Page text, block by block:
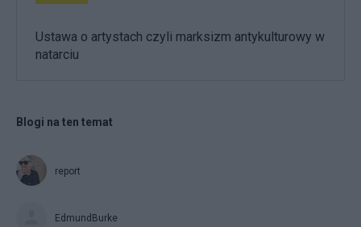
Ustawa o artystach czyli marksizm antykulturowy w
natarciu
Blogi na ten temat
report
EdmundBurke